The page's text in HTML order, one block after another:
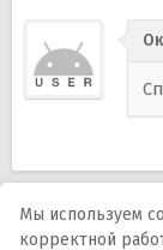
Мы используем
корректной